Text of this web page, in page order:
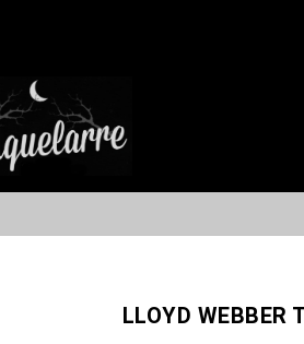
LLOYD WEBBER